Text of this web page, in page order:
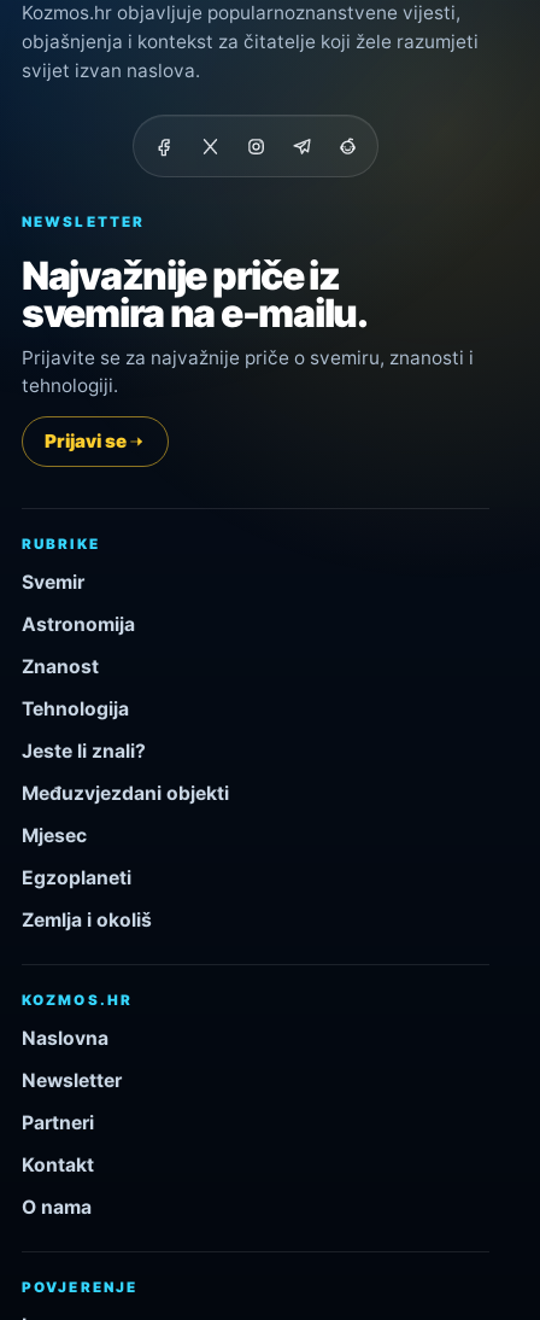
Kozmos.hr objavljuje popularnoznanstvene vijesti,
objašnjenja i kontekst za čitatelje koji žele razumjeti
svijet izvan naslova.
NEWSLETTER
Najvažnije priče iz
svemira na e-mailu.
Prijavite se za najvažnije priče o svemiru, znanosti i
tehnologiji.
Prijavi se
RUBRIKE
Svemir
Astronomija
Znanost
Tehnologija
Jeste li znali?
Međuzvjezdani objekti
Mjesec
Egzoplaneti
Zemlja i okoliš
KOZMOS.HR
Naslovna
Newsletter
Partneri
Kontakt
O nama
POVJERENJE